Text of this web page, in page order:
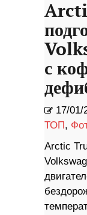
с
17/01/
ТОП,
Arctic